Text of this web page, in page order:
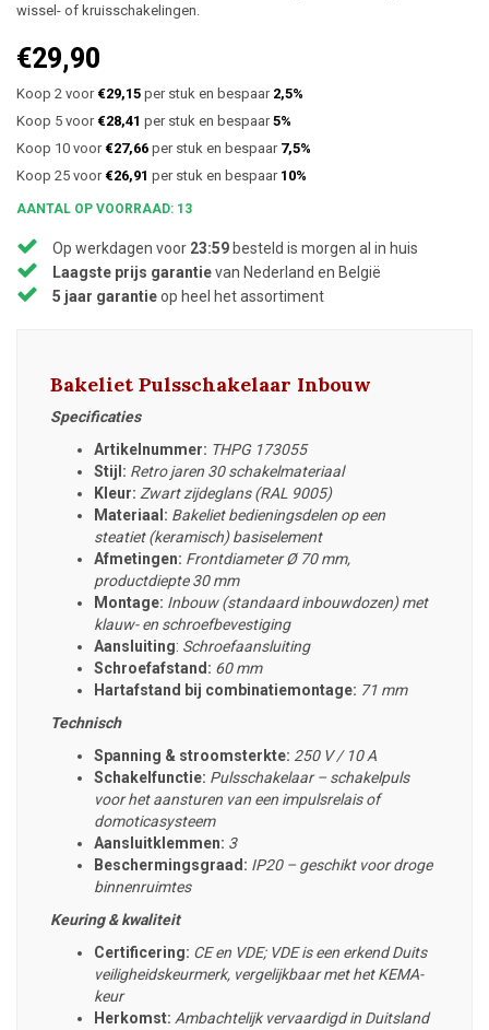
wissel- of kruisschakelingen.
€29,90
Koop 2 voor €29,15 per stuk en bespaar 2,5%
Koop 5 voor €28,41 per stuk en bespaar5%
Koop 10 voor €27,66 per stuk en bespaar 7,5%
Koop 25 voor €26,91 per stuk en bespaar 10%
AANTAL OP VOORRAAD: 13
Op werkdagen voor 23:59 besteld is morgen al in huis
Laagste prijs garantievan Nederland en België
5 jaar garantieop heel het assortiment
Bakeliet Pulsschakelaar Inbouw
Specificaties
Artikelnummer: THPG 173055
Stijl: Retro jaren 30 schakelmateriaal
Kleur: Zwart zijdeglans (RAL 9005)
Materiaal: Bakeliet bedieningsdelen op een
steatiet (keramisch) basiselement
Afmetingen: Frontdiameter Ø 70 mm,
productdiepte 30 mm
Montage: Inbouw (standaard inbouwdozen) met
klauw- en schroefbevestiging
Aansluiting: Schroefaansluiting
Schroefafstand: 60 mm
Hartafstand bij combinatiemontage: 71 mm
Technisch
Spanning & stroomsterkte: 250 V / 10 A
Schakelfunctie: Pulsschakelaar – schakelpuls
voor het aansturen van een impulsrelais of
domoticasysteem
Aansluitklemmen: 3
Beschermingsgraad: IP20 – geschikt voor droge
binnenruimtes
Keuring & kwaliteit
Certificering: CE en VDE; VDE is een erkend Duits
veiligheidskeurmerk, vergelijkbaar met het KEMA-
keur
Herkomst: Ambachtelijk vervaardigd in Duitsland